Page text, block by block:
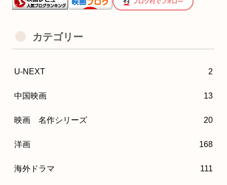
カテゴリー
U-NEXT 2
中国映画 13
映画 名作シリーズ 20
洋画 168
海外ドラマ 111